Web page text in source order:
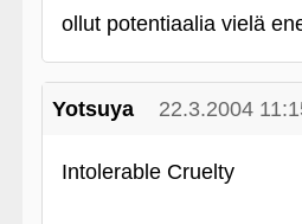
ollut potentiaalia vielä
Yotsuya 22.3.2004
Intolerable Cruelty